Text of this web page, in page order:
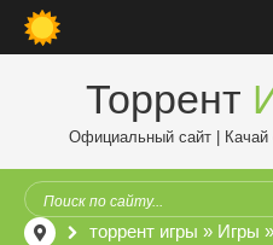
Торрент
Официальный сайт | Качай
торрент игры » Игры